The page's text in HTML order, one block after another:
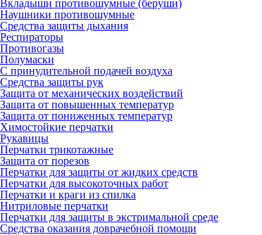
Вкладыши противошумные (беруши)
Наушники противошумные
Средства защиты дыхания
Респираторы
Противогазы
Полумаски
С принудительной подачей воздуха
Средства защиты рук
Защита от механических воздействий
Защита от повышенных температур
Защита от пониженных температур
Химостойкие перчатки
Рукавицы
Перчатки трикотажные
Защита от порезов
Перчатки для защиты от жидких средств
Перчатки для высокоточных работ
Перчатки и краги из спилка
Нитриловые перчатки
Перчатки для защиты в экстримальной среде
Средства оказания доврачебной помощи